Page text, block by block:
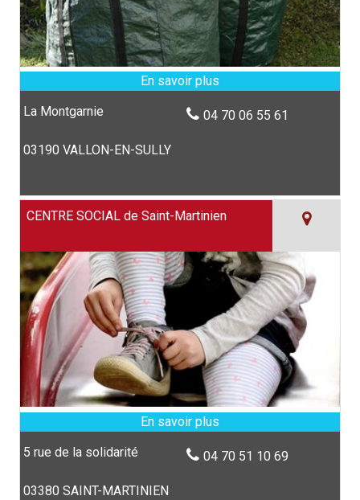
La Montgarnie
03190 VALLON-EN-SULLY
04 70 06 55 61
CENTRE SOCIAL de Saint-Martinien
5 rue de la solidarité
03380 SAINT-MARTINIEN
04 70 51 10 69